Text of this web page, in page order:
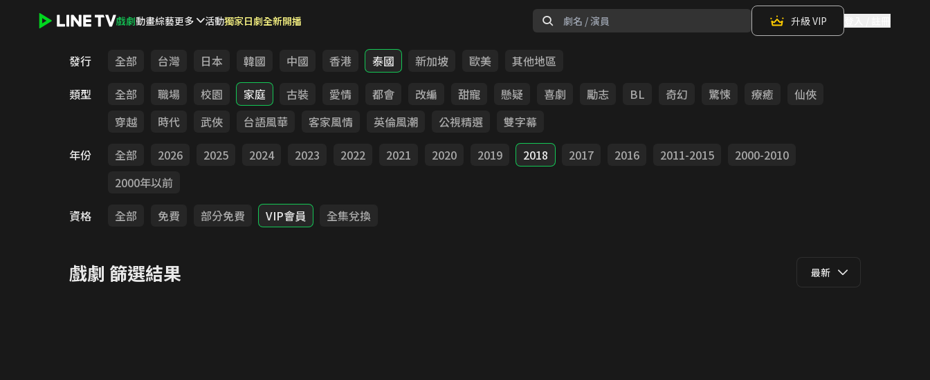
戲劇動畫綜藝更多 活動獨家日劇全新開播 升級 VIP
發行 全部 台灣 日本 韓國 中國 香港 泰國 新加坡 歐美
其他地區
類型
全部 職場 校園 家庭 古裝 愛情 都會 改編 甜寵 懸疑 喜劇 勵志 BL 奇幻 驚悚 療癒
仙俠
穿越
時代 武俠 台語風華 客家風情 英倫風潮 公視精選
雙字幕
年份
全部 2026 2025 2024 2023 2022 2021 2020 2019 2018 2017 2016 2011-2015
2000-2010
2000年以前
資格
全部 免費 部分免費 VIP會員 全集兌換
戲劇 篩選結果 最新